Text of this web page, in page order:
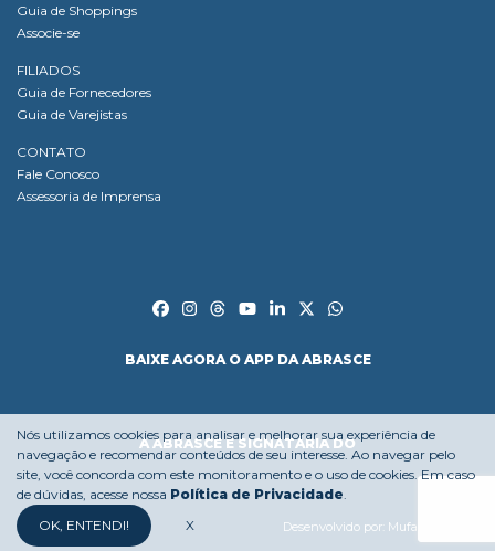
Guia de Shoppings
Associe-se
FILIADOS
Guia de Fornecedores
Guia de Varejistas
CONTATO
Fale Conosco
Assessoria de Imprensa
BAIXE AGORA O APP DA ABRASCE
A ABRASCE É SIGNATÁRIA DO
Desenvolvido por: Mufasa Agency
Nós utilizamos cookies para analisar e melhorar sua experiência de
navegação e recomendar conteúdos de seu interesse. Ao navegar pelo
site, você concorda com este monitoramento e o uso de cookies. Em caso
de dúvidas, acesse nossa Política de Privacidade.
OK, ENTENDI!
X